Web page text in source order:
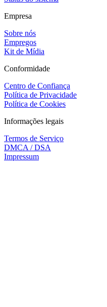
Empresa
Sobre nós
Empregos
Kit de Mídia
Conformidade
Centro de Confiança
Política de Privacidade
Política de Cookies
Informações legais
Termos de Serviço
DMCA / DSA
Impressum